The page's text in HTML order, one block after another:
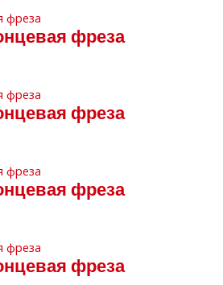
фреза
фреза
фреза
фреза
фреза
фреза
фреза
фреза